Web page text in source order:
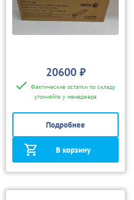
20600 ₽
Фактические остатки по складу
уточняйте у менеджера
Подробнее
В корзину